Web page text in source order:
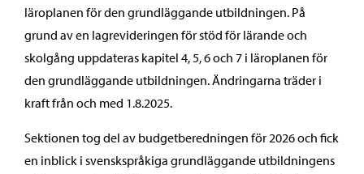
läroplanen för den grundläggande utbildningen. På
grund av en lagrevideringen för stöd för lärande och
skolgång uppdateras kapitel 4, 5, 6 och 7 i läroplanen för
den grundläggande utbildningen. Ändringarna träder i
kraft från och med 1.8.2025.
Sektionen tog del av budgetberedningen för 2026 och fick
en inblick i svenskspråkiga grundläggande utbildningens